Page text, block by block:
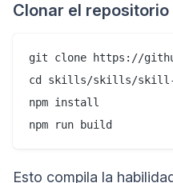
Clonar el
git clone https://
cd skills/skills/skill-
npm install
Esto compila la